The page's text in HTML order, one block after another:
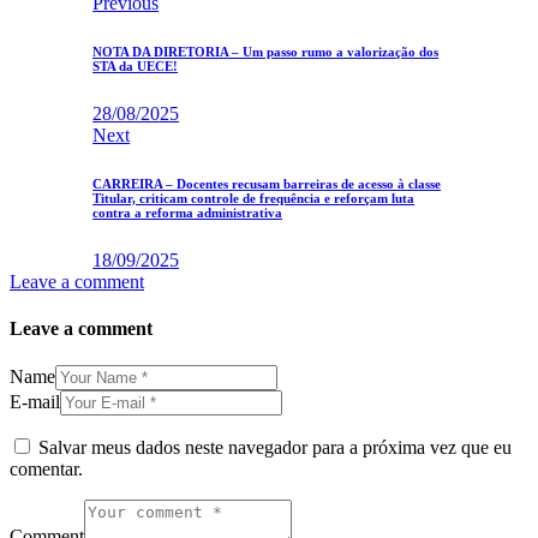
Navegação
de
Post
NOTA DA DIRETORIA – Um passo rumo a valorização dos
STA da UECE!
28/08/2025
Next
CARREIRA – Docentes recusam barreiras de acesso à classe
Titular, criticam controle de frequência e reforçam luta
contra a reforma administrativa
18/09/2025
Leave a comment
Leave a comment
Name
E-mail
Salvar meus dados neste navegador para a próxima vez que eu
comentar.